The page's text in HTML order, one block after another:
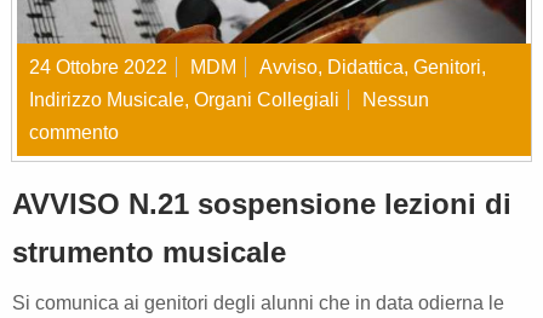
24 Ottobre 2022 MDM Avviso, Didattica, Genitori,
Indirizzo Musicale, Organi Collegiali
Nessun
commento
AVVISO N.21 sospensione lezioni di
strumento musicale
Si comunica ai genitori degli alunni che in data odierna le